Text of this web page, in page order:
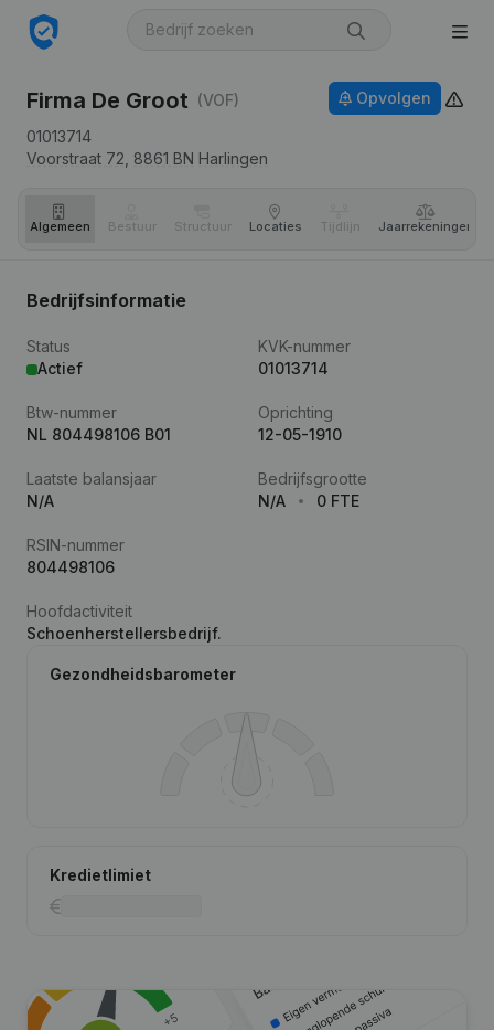
Firma De Groot (VOF)
01013714
Voorstraat 72, 8861 BN Harlingen
Opvolgen
Algemeen Bestuur Structuur Locaties Tijdlijn Jaar­rekeningen
Bedrijfsinformatie
Status
Actief
KVK-nummer
01013714
Btw-nummer
NL 804498106 B01
Oprichting
12-05-1910
Laatste balansjaar
N/A
Bedrijfsgrootte
N/A
0 FTE
RSIN-nummer
804498106
Hoofdactiviteit
Schoenherstellersbedrijf.
Gezondheidsbarometer
Kredietlimiet